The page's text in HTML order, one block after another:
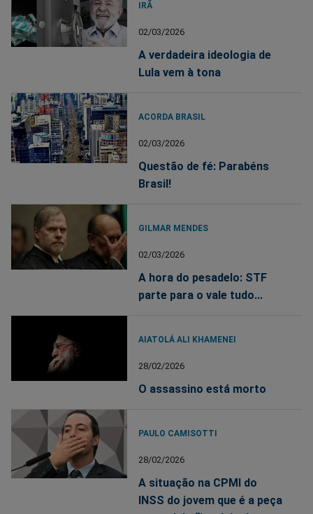
IRÃ
02/03/2026
A verdadeira ideologia de
Lula vem à tona
ACORDA BRASIL
02/03/2026
Questão de fé: Parabéns
Brasil!
GILMAR MENDES
02/03/2026
A hora do pesadelo: STF
parte para o vale tudo...
AIATOLÁ ALI KHAMENEI
28/02/2026
O assassino está morto
PAULO CAMISOTTI
28/02/2026
A situação na CPMI do
INSS do jovem que é a peça